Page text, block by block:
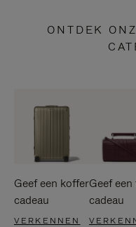
ONTDEK
Geef een koffer
cadeau
VERKENNEN
Geef een
cadeau